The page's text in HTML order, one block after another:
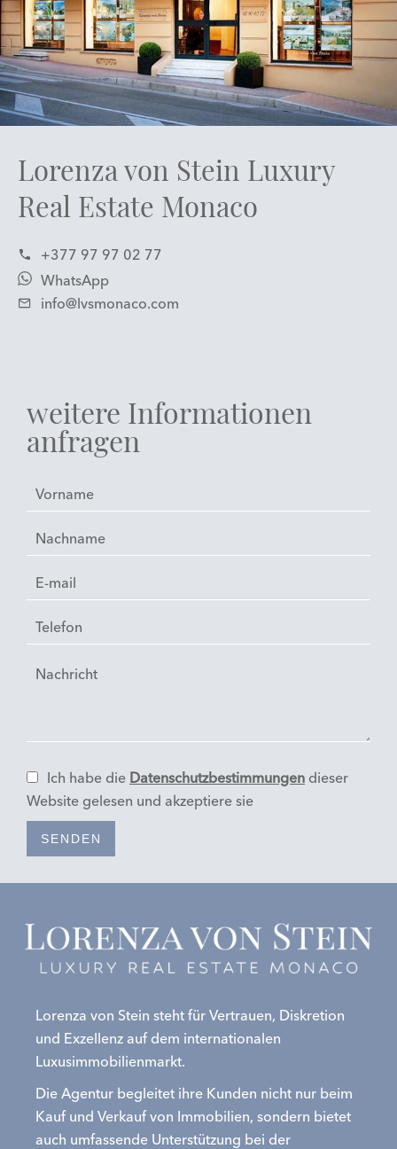
Lorenza von Stein Luxury
Real Estate Monaco
+377 97 97 02 77
WhatsApp
info@lvsmonaco.com
weitere Informationen
anfragen
Ich habe die Datenschutzbestimmungen dieser
Website gelesen und akzeptiere sie
SENDEN
Lorenza von Stein steht für Vertrauen, Diskretion
und Exzellenz auf dem internationalen
Luxusimmobilienmarkt.
Die Agentur begleitet ihre Kunden nicht nur beim
Kauf und Verkauf von Immobilien, sondern bietet
auch umfassende Unterstützung bei der